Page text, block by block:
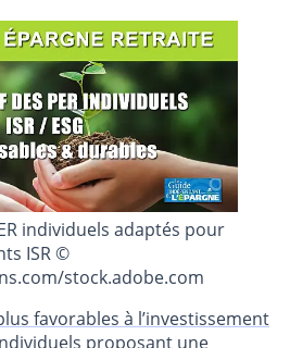
individuels adaptés pour
ISR ©
stock.adobe.com
favorables à l’investissement
proposant une